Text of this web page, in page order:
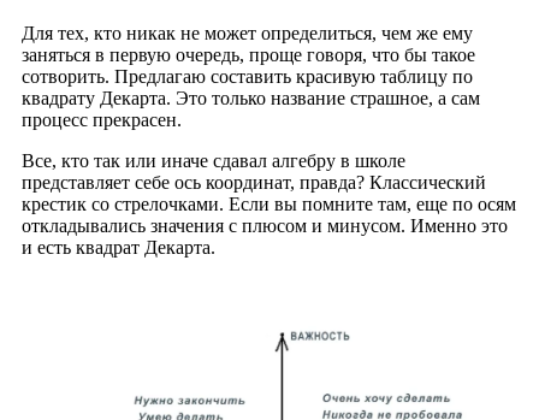
Для тех, кто никак не может определиться, чем же ему
заняться в первую очередь, проще говоря, что бы такое
сотворить. Предлагаю составить красивую таблицу по
квадрату Декарта. Это только название страшное, а сам
процесс прекрасен.
Все, кто так или иначе сдавал алгебру в школе
представляет себе ось координат, правда? Классический
крестик со стрелочками. Если вы помните там, еще по осям
откладывались значения с плюсом и минусом. Именно это
и есть квадрат Декарта.